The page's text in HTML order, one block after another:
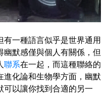
一種語言似乎是世界通用
幽默感僅與個人有關係，但
聯系在一起，而這種聯絡的
進化論和生物學方面，幽默
可以讓你找到合適的另一